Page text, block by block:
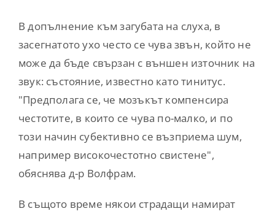
В допълнение към загубата на слуха, в
засегнатото ухо често се чува звън, който не
може да бъде свързан с външен източник на
звук: състояние, известно като тинитус.
"Предполага се, че мозъкът компенсира
честотите, в които се чува по-малко, и по
този начин субективно се възприема шум,
например високочестотно свистене",
обяснява д-р Волфрам.
В същото време някои страдащи намират